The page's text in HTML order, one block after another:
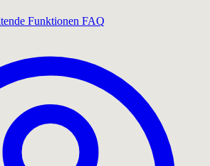
Funktionen FAQ